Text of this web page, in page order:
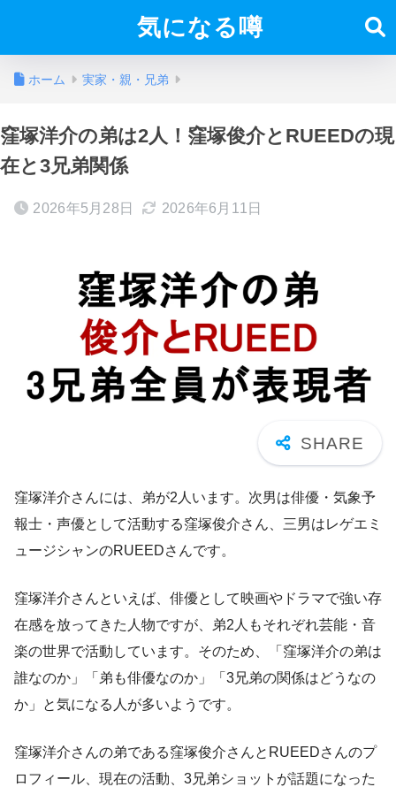
気になる噂
ホーム 実家・親・兄弟
窪塚洋介の弟は2人！窪塚俊介とRUEEDの現
在と3兄弟関係
2026年5月28日 2026年6月11日
窪塚洋介さんには、弟が2人います。次男は俳優・気象予
報士・声優として活動する窪塚俊介さん、三男はレゲエミ
ュージシャンのRUEEDさんです。
窪塚洋介さんといえば、俳優として映画やドラマで強い存
在感を放ってきた人物ですが、弟2人もそれぞれ芸能・音
楽の世界で活動しています。そのため、「窪塚洋介の弟は
誰なのか」「弟も俳優なのか」「3兄弟の関係はどうなの
か」と気になる人が多いようです。
窪塚洋介さんの弟である窪塚俊介さんとRUEEDさんのプ
ロフィール、現在の活動、3兄弟ショットが話題になった